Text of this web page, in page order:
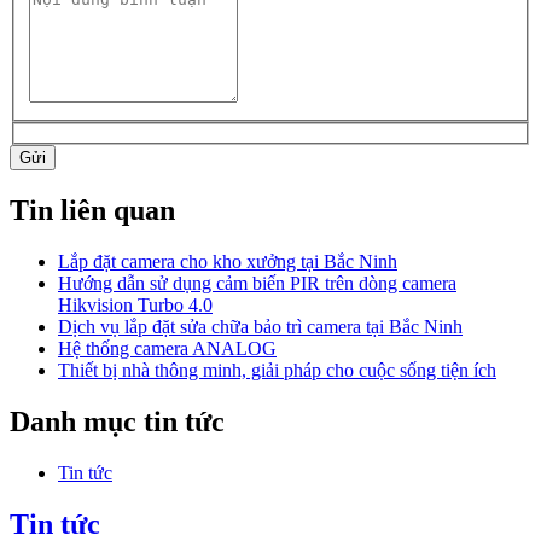
Gửi
Tin liên quan
Lắp đặt camera cho kho xưởng tại Bắc Ninh
Hướng dẫn sử dụng cảm biến PIR trên dòng camera
Hikvision Turbo 4.0
Dịch vụ lắp đặt sửa chữa bảo trì camera tại Bắc Ninh
Hệ thống camera ANALOG
Thiết bị nhà thông minh, giải pháp cho cuộc sống tiện ích
Danh mục tin tức
Tin tức
Tin tức